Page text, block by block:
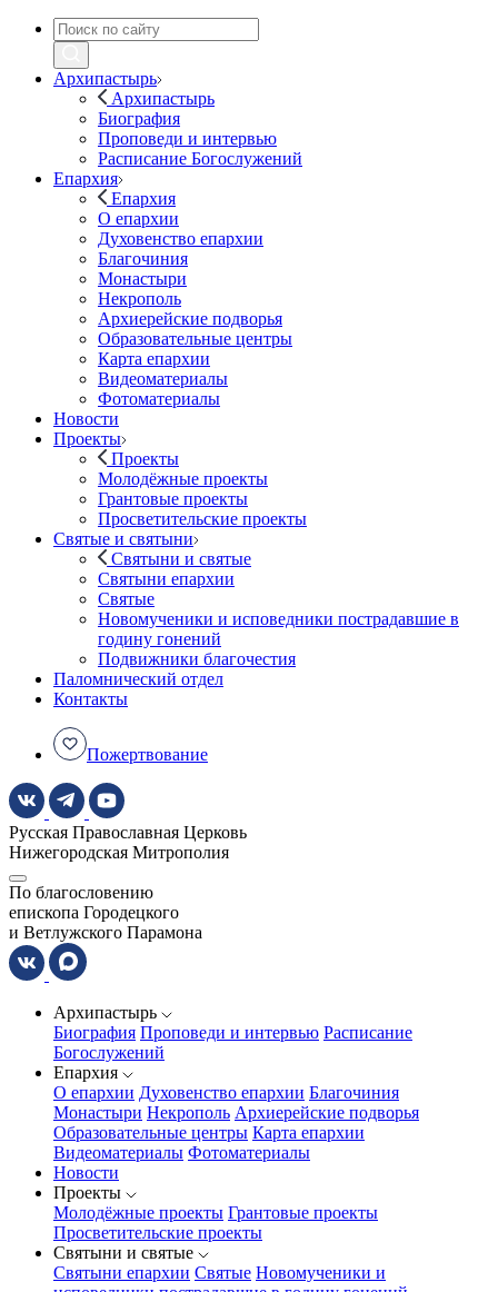
Архипастырь
Архипастырь
Биография
Проповеди и интервью
Расписание Богослужений
Епархия
Епархия
О епархии
Духовенство епархии
Благочиния
Монастыри
Некрополь
Архиерейские подворья
Образовательные центры
Карта епархии
Видеоматериалы
Фотоматериалы
Новости
Проекты
Проекты
Молодёжные проекты
Грантовые проекты
Просветительские проекты
Святые и святыни
Святыни и святые
Святыни епархии
Святые
Новомученики и исповедники пострадавшие в
годину гонений
Подвижники благочестия
Паломнический отдел
Контакты
Пожертвование
Русская Православная Церковь
Нижегородская Митрополия
По благословению
епископа Городецкого
и Ветлужского Парамона
Архипастырь
Биография Проповеди и интервью Расписание
Богослужений
Епархия
О епархии Духовенство епархии Благочиния
Монастыри Некрополь Архиерейские подворья
Образовательные центры Карта епархии
Видеоматериалы Фотоматериалы
Новости
Проекты
Молодёжные проекты Грантовые проекты
Просветительские проекты
Святыни и святые
Святыни епархии Святые Новомученики и